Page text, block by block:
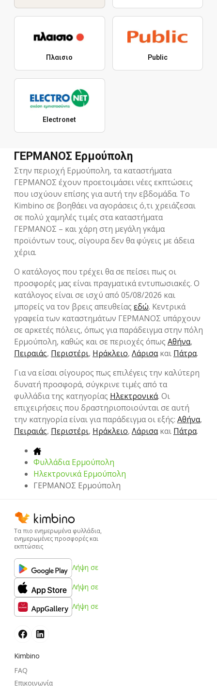
Πλαισιο Public
Electronet
ΓΕΡΜΑΝΟΣ Ερμούπολη
Στην περιοχή Ερμούπολη, τα καταστήματα
ΓΕΡΜΑΝΟΣ έχουν προετοιμάσει νέες εκπτώσεις
που ισχύουν επίσης για αυτή την εβδομάδα. Το
Kimbino σε βοηθάει να αγοράσεις ό,τι χρειάζεσαι
σε πολύ χαμηλές τιμές στα καταστήματα
ΓΕΡΜΑΝΟΣ – και χάρη στη μεγάλη γκάμα
προϊόντων τους, σίγουρα δεν θα φύγεις με άδεια
χέρια.
Ο κατάλογος που τρέχει θα σε πείσει πως οι
προσφορές μας είναι πραγματικά εντυπωσιακές. Ο
κατάλογος είναι σε ισχύ από 05/08/2026 και
μπορείς να τον βρεις απευθείας εδώ. Κεντρικά
γραφεία των καταστημάτων ΓΕΡΜΑΝΟΣ υπάρχουν
σε αρκετές πόλεις, όπως για παράδειγμα στην πόλη
Ερμούπολη, καθώς και σε περιοχές όπως Αθήνα,
Πειραιάς, Περιστέρι, Ηράκλειο, Λάρισακαι Πάτρα.
Για να είσαι σίγουρος πως επιλέγεις την καλύτερη
δυνατή προσφορά, σύγκρινε τιμές από τα
φυλλάδια της κατηγορίας Hλεκτρονικά. Οι
επιχειρήσεις που δραστηριοποιούνται σε αυτή
την κατηγορία είναι για παράδειγμα οι εξής: Αθήνα,
Πειραιάς, Περιστέρι, Ηράκλειο, Λάρισακαι Πάτρα.
Φυλλάδια Ερμούπολη
Hλεκτρονικά Ερμούπολη
ΓΕΡΜΑΝΟΣ Ερμούπολη
Τα πιο ενημερωμένα φυλλάδια,
ενημερωμένες προσφορές και
εκπτώσεις
Λήψη σε
Λήψη σε
Λήψη σε
Kimbino
FAQ
Επικοινωνία